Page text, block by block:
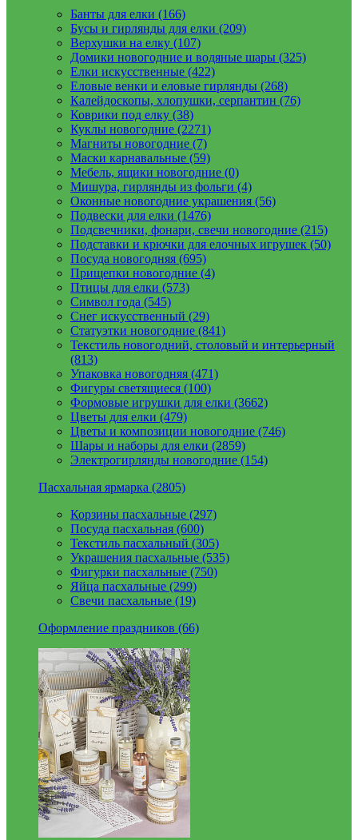
Банты для елки (166)
Бусы и гирлянды для елки (209)
Верхушки на елку (107)
Домики новогодние и водяные шары (325)
Елки искусственные (422)
Еловые венки и еловые гирлянды (268)
Калейдоскопы, хлопушки, серпантин (76)
Коврики под елку (38)
Куклы новогодние (2271)
Магниты новогодние (7)
Маски карнавальные (59)
Мебель, ящики новогодние (0)
Мишура, гирлянды из фольги (4)
Оконные новогодние украшения (56)
Подвески для елки (1476)
Подсвечники, фонари, свечи новогодние (215)
Подставки и крючки для елочных игрушек (50)
Посуда новогодняя (695)
Прищепки новогодние (4)
Птицы для елки (573)
Символ года (545)
Снег искусственный (29)
Статуэтки новогодние (841)
Текстиль новогодний, столовый и интерьерный
(813)
Упаковка новогодняя (471)
Фигуры светящиеся (100)
Формовые игрушки для елки (3662)
Цветы для елки (479)
Цветы и композиции новогодние (746)
Шары и наборы для елки (2859)
Электрогирлянды новогодние (154)
Пасхальная ярмарка (2805)
Корзины пасхальные (297)
Посуда пасхальная (600)
Текстиль пасхальный (305)
Украшения пасхальные (535)
Фигурки пасхальные (750)
Яйца пасхальные (299)
Свечи пасхальные (19)
Оформление праздников (66)